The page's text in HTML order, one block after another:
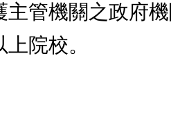
主管機關之政府
院校。